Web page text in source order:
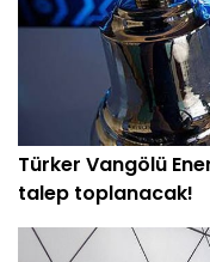
Türker Vangölü
talep toplanacak!